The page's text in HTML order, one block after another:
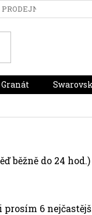
běžně do 24 hod.)
6